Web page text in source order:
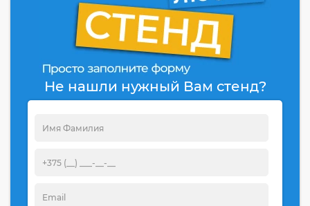
Не нашли нужный Вам стенд?